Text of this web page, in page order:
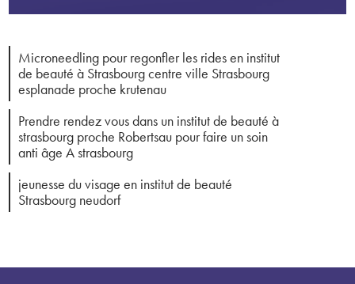
Microneedling pour regonfler les rides en institut
de beauté à Strasbourg centre ville Strasbourg
esplanade proche krutenau
Prendre rendez vous dans un institut de beauté à
strasbourg proche Robertsau pour faire un soin
anti âge A strasbourg
jeunesse du visage en institut de beauté
Strasbourg neudorf